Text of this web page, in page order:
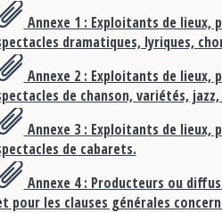
Annexe 1 : Exploitants de lieux,
dramatiques, lyriques,
Annexe 2 : Exploitants de
de chanson, variétés,
Annexe 3 : Exploitants de lieux,
de cabarets.
Annexe 4 : Producteurs ou
pour les clauses générales